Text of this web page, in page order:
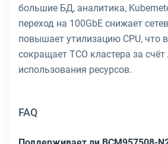
большие БД, аналитика,
переход на 100GbE снижает
повышает утилизацию CPU, что
сокращает TCO кластера за
использования ресурсов.
FAQ